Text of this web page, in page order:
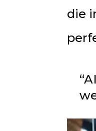
die